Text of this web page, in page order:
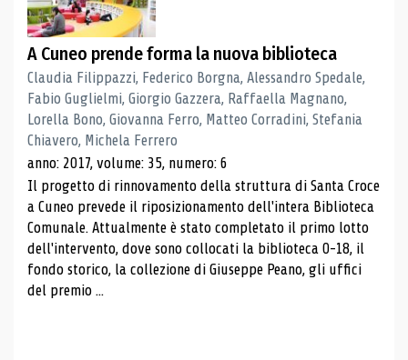
A Cuneo prende forma la nuova biblioteca
Claudia Filippazzi, Federico Borgna, Alessandro Spedale,
Fabio Guglielmi, Giorgio Gazzera, Raffaella Magnano,
Lorella Bono, Giovanna Ferro, Matteo Corradini, Stefania
Chiavero, Michela Ferrero
anno: 2017, volume: 35, numero: 6
Il progetto di rinnovamento della struttura di Santa Croce
a Cuneo prevede il riposizionamento dell'intera Biblioteca
Comunale. Attualmente è stato completato il primo lotto
dell'intervento, dove sono collocati la biblioteca 0-18, il
fondo storico, la collezione di Giuseppe Peano, gli uffici
del premio ...